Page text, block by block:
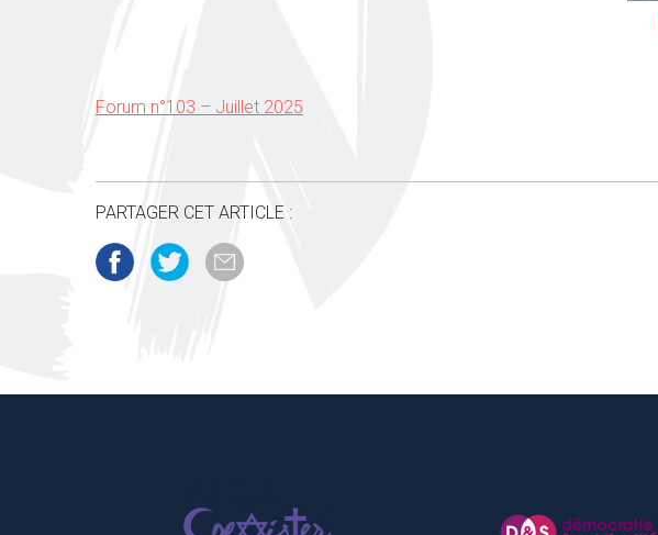
Forum n°103 – Juillet 2025
PARTAGER CET ARTICLE :